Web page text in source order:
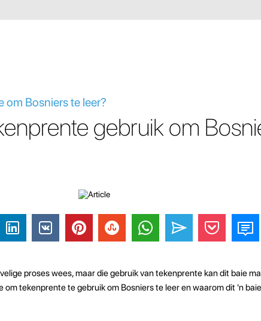
om Bosniers te leer?
gebruik om
proses wees, maar die gebruik van tekenprente kan dit baie
om tekenprente te gebruik om Bosniers te leer en waarom dit 'n